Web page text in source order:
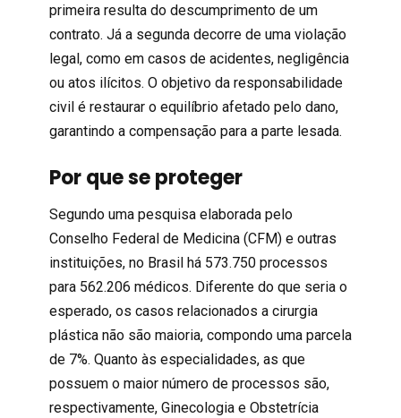
primeira resulta do descumprimento de um
contrato. Já a segunda decorre de uma violação
legal, como em casos de acidentes, negligência
ou atos ilícitos. O objetivo da responsabilidade
civil é restaurar o equilíbrio afetado pelo dano,
garantindo a compensação para a parte lesada.
Por que se proteger
Segundo uma pesquisaelaborada pelo
Conselho Federal de Medicina (CFM) e outras
instituições, no Brasil há 573.750 processos
para 562.206 médicos. Diferente do que seria o
esperado, os casos relacionados a cirurgia
plástica não são maioria, compondo uma parcela
de 7%. Quanto às especialidades, as que
possuem o maior número de processos são,
respectivamente, Ginecologia e Obstetrícia